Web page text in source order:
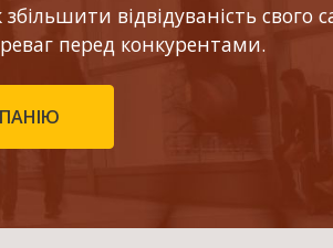
відвідуваність свого
перед конкурентами.